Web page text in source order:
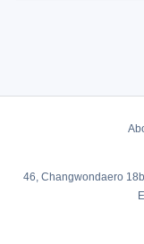
46, Changwondaero